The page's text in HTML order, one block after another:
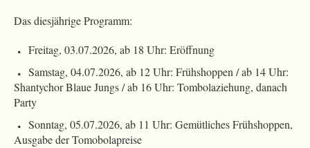
Das diesjährige Programm:
Freitag, 03.07.2026, ab 18 Uhr: Eröffnung
Samstag, 04.07.2026, ab 12 Uhr: Frühshoppen / ab 14 Uhr:
Shantychor Blaue Jungs / ab 16 Uhr: Tombolaziehung, danach
Party
Sonntag, 05.07.2026, ab 11 Uhr: Gemütliches Frühshoppen,
Ausgabe der Tomobolapreise